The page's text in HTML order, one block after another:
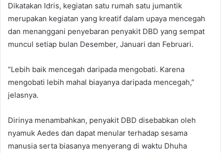
Dikatakan Idris, kegiatan satu rumah satu jumantik
merupakan kegiatan yang kreatif dalam upaya mencegah
dan menanggani penyebaran penyakit DBD yang sempat
muncul setiap bulan Desember, Januari dan Februari.
“Lebih baik mencegah daripada mengobati. Karena
mengobati lebih mahal biayanya daripada mencegah,”
jelasnya.
Dirinya menambahkan, penyakit DBD disebabkan oleh
nyamuk Aedes dan dapat menular terhadap sesama
manusia serta biasanya menyerang di waktu Dhuha